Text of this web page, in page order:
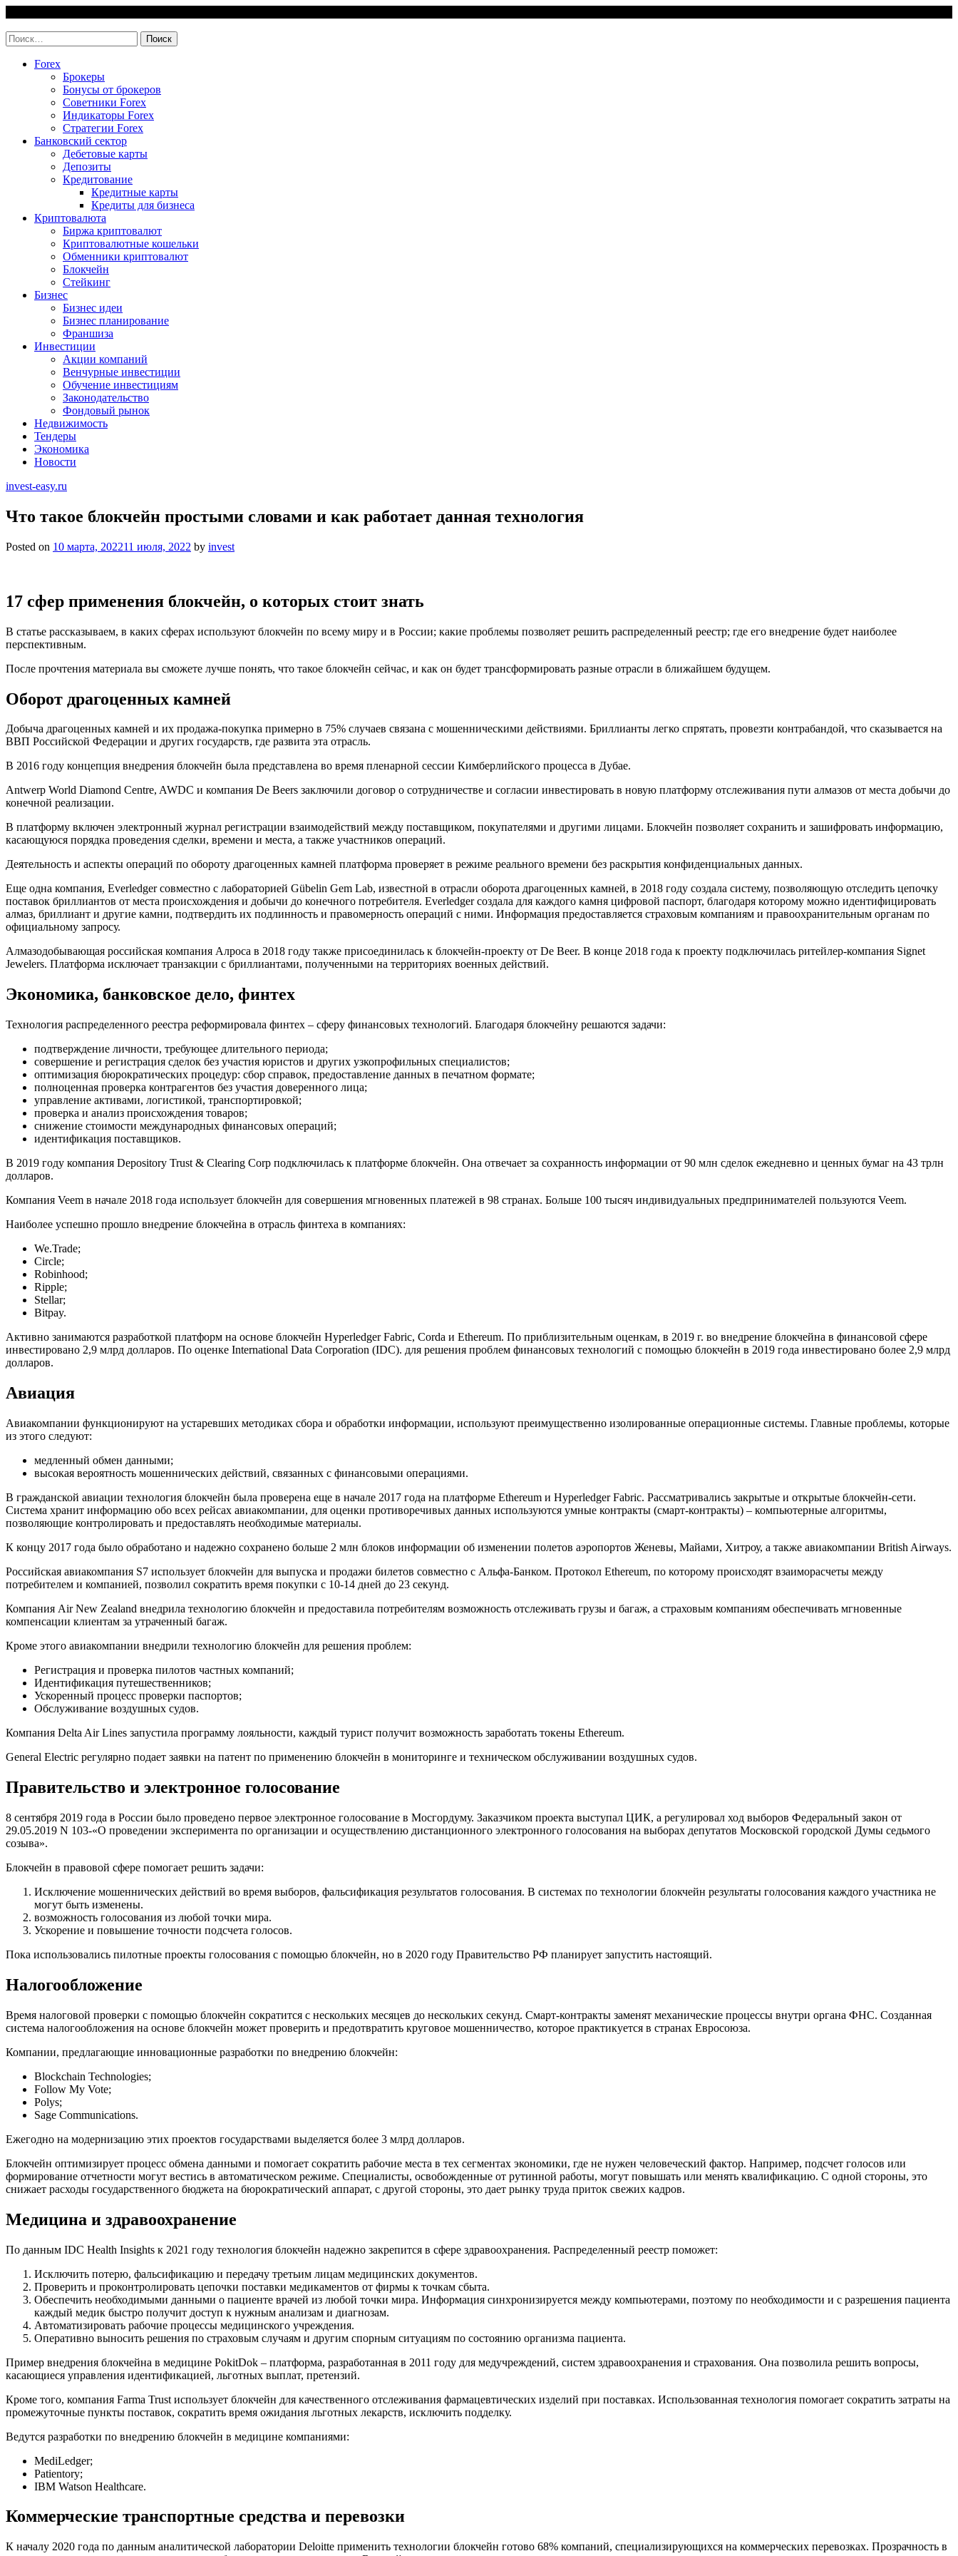
content
Найти:
Forex
Брокеры
Бонусы от брокеров
Советники Forex
Индикаторы Forex
Стратегии Forex
Банковский сектор
Дебетовые карты
Депозиты
Кредитование
Кредитные карты
Кредиты для бизнеса
Криптовалюта
Биржа криптовалют
Криптовалютные кошельки
Обменники криптовалют
Блокчейн
Стейкинг
Бизнес
Бизнес идеи
Бизнес планирование
Франшиза
Инвестиции
Акции компаний
Венчурные инвестиции
Обучение инвестициям
Законодательство
Фондовый рынок
Недвижимость
Тендеры
Экономика
Новости
invest-easy.ru
Что такое блокчейн простыми словами и как работает данная технология
Posted on 10 марта, 202211 июля, 2022 by invest
17 сфер применения блокчейн, о которых стоит знать
В статье рассказываем, в каких сферах используют блокчейн по всему миру и в России; какие проблемы позволяет решить распределенный реестр; где его внедрение будет наиболее
перспективным.
После прочтения материала вы сможете лучше понять, что такое блокчейн сейчас, и как он будет трансформировать разные отрасли в ближайшем будущем.
Оборот драгоценных камней
Добыча драгоценных камней и их продажа-покупка примерно в 75% случаев связана с мошенническими действиями. Бриллианты легко спрятать, провезти контрабандой, что сказывается на
ВВП Российской Федерации и других государств, где развита эта отрасль.
В 2016 году концепция внедрения блокчейн была представлена во время пленарной сессии Кимберлийского процесса в Дубае.
Antwerp World Diamond Centre, AWDC и компания De Beers заключили договор о сотрудничестве и согласии инвестировать в новую платформу отслеживания пути алмазов от места добычи до
конечной реализации.
В платформу включен электронный журнал регистрации взаимодействий между поставщиком, покупателями и другими лицами. Блокчейн позволяет сохранить и зашифровать информацию,
касающуюся порядка проведения сделки, времени и места, а также участников операций.
Деятельность и аспекты операций по обороту драгоценных камней платформа проверяет в режиме реального времени без раскрытия конфиденциальных данных.
Еще одна компания, Everledger совместно с лабораторией Gübelin Gem Lab, известной в отрасли оборота драгоценных камней, в 2018 году создала систему, позволяющую отследить цепочку
поставок бриллиантов от места происхождения и добычи до конечного потребителя. Everledger создала для каждого камня цифровой паспорт, благодаря которому можно идентифицировать
алмаз, бриллиант и другие камни, подтвердить их подлинность и правомерность операций с ними. Информация предоставляется страховым компаниям и правоохранительным органам по
официальному запросу.
Алмазодобывающая российская компания Алроса в 2018 году также присоединилась к блокчейн-проекту от De Beer. В конце 2018 года к проекту подключилась ритейлер-компания Signet
Jewelers. Платформа исключает транзакции с бриллиантами, полученными на территориях военных действий.
Экономика, банковское дело, финтех
Технология распределенного реестра реформировала финтех – сферу финансовых технологий. Благодаря блокчейну решаются задачи:
подтверждение личности, требующее длительного периода;
совершение и регистрация сделок без участия юристов и других узкопрофильных специалистов;
оптимизация бюрократических процедур: сбор справок, предоставление данных в печатном формате;
полноценная проверка контрагентов без участия доверенного лица;
управление активами, логистикой, транспортировкой;
проверка и анализ происхождения товаров;
снижение стоимости международных финансовых операций;
идентификация поставщиков.
В 2019 году компания Depository Trust & Clearing Corp подключилась к платформе блокчейн. Она отвечает за сохранность информации от 90 млн сделок ежедневно и ценных бумаг на 43 трлн
долларов.
Компания Veem в начале 2018 года использует блокчейн для совершения мгновенных платежей в 98 странах. Больше 100 тысяч индивидуальных предпринимателей пользуются Veem.
Наиболее успешно прошло внедрение блокчейна в отрасль финтеха в компаниях:
We.Trade;
Circle;
Robinhood;
Ripple;
Stellar;
Bitpay.
Активно занимаются разработкой платформ на основе блокчейн Hyperledger Fabric, Corda и Ethereum. По приблизительным оценкам, в 2019 г. во внедрение блокчейна в финансовой сфере
инвестировано 2,9 млрд долларов. По оценке International Data Corporation (IDC). для решения проблем финансовых технологий с помощью блокчейн в 2019 года инвестировано более 2,9 млрд
долларов.
Авиация
Авиакомпании функционируют на устаревших методиках сбора и обработки информации, используют преимущественно изолированные операционные системы. Главные проблемы, которые
из этого следуют:
медленный обмен данными;
высокая вероятность мошеннических действий, связанных с финансовыми операциями.
В гражданской авиации технология блокчейн была проверена еще в начале 2017 года на платформе Ethereum и Hyperledger Fabric. Рассматривались закрытые и открытые блокчейн-сети.
Система хранит информацию обо всех рейсах авиакомпании, для оценки противоречивых данных используются умные контракты (смарт-контракты) – компьютерные алгоритмы,
позволяющие контролировать и предоставлять необходимые материалы.
К концу 2017 года было обработано и надежно сохранено больше 2 млн блоков информации об изменении полетов аэропортов Женевы, Майами, Хитроу, а также авиакомпании British Airways.
Российская авиакомпания S7 использует блокчейн для выпуска и продажи билетов совместно с Альфа-Банком. Протокол Ethereum, по которому происходят взаиморасчеты между
потребителем и компанией, позволил сократить время покупки с 10-14 дней до 23 секунд.
Компания Air New Zealand внедрила технологию блокчейн и предоставила потребителям возможность отслеживать грузы и багаж, а страховым компаниям обеспечивать мгновенные
компенсации клиентам за утраченный багаж.
Кроме этого авиакомпании внедрили технологию блокчейн для решения проблем:
Регистрация и проверка пилотов частных компаний;
Идентификация путешественников;
Ускоренный процесс проверки паспортов;
Обслуживание воздушных судов.
Компания Delta Air Lines запустила программу лояльности, каждый турист получит возможность заработать токены Ethereum.
General Electric регулярно подает заявки на патент по применению блокчейн в мониторинге и техническом обслуживании воздушных судов.
Правительство и электронное голосование
8 сентября 2019 года в России было проведено первое электронное голосование в Мосгордуму. Заказчиком проекта выступал ЦИК, а регулировал ход выборов Федеральный закон от
29.05.2019 N 103-«О проведении эксперимента по организации и осуществлению дистанционного электронного голосования на выборах депутатов Московской городской Думы седьмого
созыва».
Блокчейн в правовой сфере помогает решить задачи:
Исключение мошеннических действий во время выборов, фальсификация результатов голосования. В системах по технологии блокчейн результаты голосования каждого участника не
могут быть изменены.
возможность голосования из любой точки мира.
Ускорение и повышение точности подсчета голосов.
Пока использовались пилотные проекты голосования с помощью блокчейн, но в 2020 году Правительство РФ планирует запустить настоящий.
Налогообложение
Время налоговой проверки с помощью блокчейн сократится с нескольких месяцев до нескольких секунд. Смарт-контракты заменят механические процессы внутри органа ФНС. Созданная
система налогообложения на основе блокчейн может проверить и предотвратить круговое мошенничество, которое практикуется в странах Евросоюза.
Компании, предлагающие инновационные разработки по внедрению блокчейн:
Blockchain Technologies;
Follow My Vote;
Polys;
Sage Communications.
Ежегодно на модернизацию этих проектов государствами выделяется более 3 млрд долларов.
Блокчейн оптимизирует процесс обмена данными и помогает сократить рабочие места в тех сегментах экономики, где не нужен человеческий фактор. Например, подсчет голосов или
формирование отчетности могут вестись в автоматическом режиме. Специалисты, освобожденные от рутинной работы, могут повышать или менять квалификацию. С одной стороны, это
снижает расходы государственного бюджета на бюрократический аппарат, с другой стороны, это дает рынку труда приток свежих кадров.
Медицина и здравоохранение
По данным IDC Health Insights к 2021 году технология блокчейн надежно закрепится в сфере здравоохранения. Распределенный реестр поможет:
Исключить потерю, фальсификацию и передачу третьим лицам медицинских документов.
Проверить и проконтролировать цепочки поставки медикаментов от фирмы к точкам сбыта.
Обеспечить необходимыми данными о пациенте врачей из любой точки мира. Информация синхронизируется между компьютерами, поэтому по необходимости и с разрешения пациента
каждый медик быстро получит доступ к нужным анализам и диагнозам.
Автоматизировать рабочие процессы медицинского учреждения.
Оперативно выносить решения по страховым случаям и другим спорным ситуациям по состоянию организма пациента.
Пример внедрения блокчейна в медицине PokitDok – платформа, разработанная в 2011 году для медучреждений, систем здравоохранения и страхования. Она позволила решить вопросы,
касающиеся управления идентификацией, льготных выплат, претензий.
Кроме того, компания Farma Trust использует блокчейн для качественного отслеживания фармацевтических изделий при поставках. Использованная технология помогает сократить затраты на
промежуточные пункты поставок, сократить время ожидания льготных лекарств, исключить подделку.
Ведутся разработки по внедрению блокчейн в медицине компаниями:
MediLedger;
Patientory;
IBM Watson Healthcare.
Коммерческие транспортные средства и перевозки
К началу 2020 года по данным аналитической лаборатории Deloitte применить технологии блокчейн готово 68% компаний, специализирующихся на коммерческих перевозках. Прозрачность в